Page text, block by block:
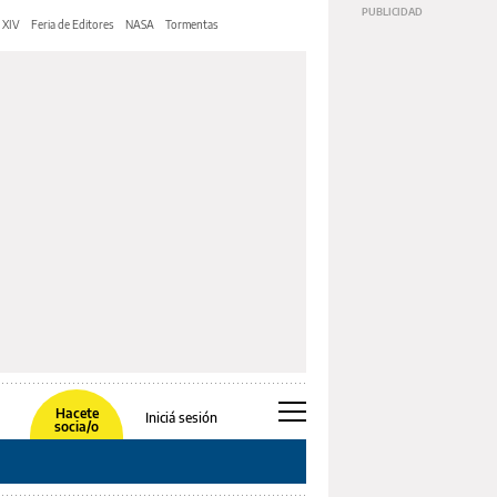
XIV Feria de Editores NASA Tormentas
Hacete
socia/o
Iniciá sesión